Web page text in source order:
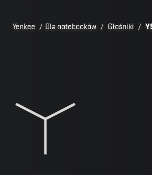
Yenkee / Dla notebooków / Głośniki /